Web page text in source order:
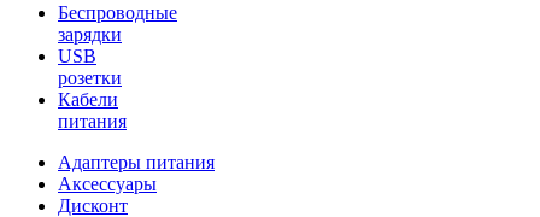
Беспроводные
зарядки
USB
розетки
Кабели
питания
Адаптеры питания
Аксессуары
Дисконт